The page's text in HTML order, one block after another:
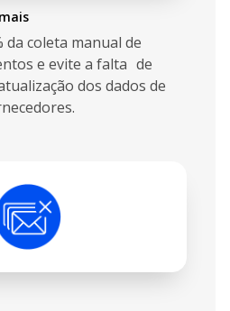
da coleta manual de
e evite a falta de
dos dados de